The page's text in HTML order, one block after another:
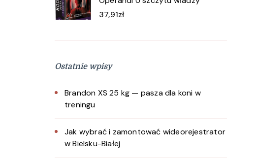
37,91zł
Ostatnie wpisy
Brandon XS 25 kg — pasza dla koni w
treningu
Jak wybrać i zamontować wideorejestrator
w Bielsku-Białej